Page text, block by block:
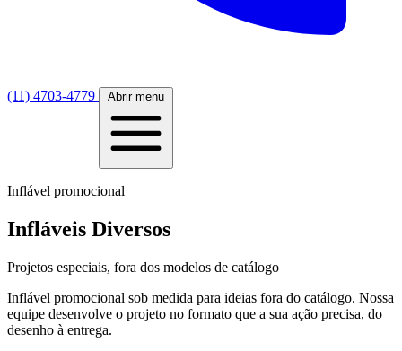
(11) 4703-4779 Abrir menu
Inflável promocional
Infláveis Diversos
Projetos especiais, fora dos modelos de catálogo
Inflável promocional sob medida para ideias fora do catálogo. Nossa
equipe desenvolve o projeto no formato que a sua ação precisa, do
desenho à entrega.